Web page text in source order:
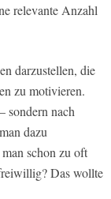
relevante Anzahl
darzustellen, die
zu motivieren.
sondern nach
dazu
schon zu oft
Das wollte